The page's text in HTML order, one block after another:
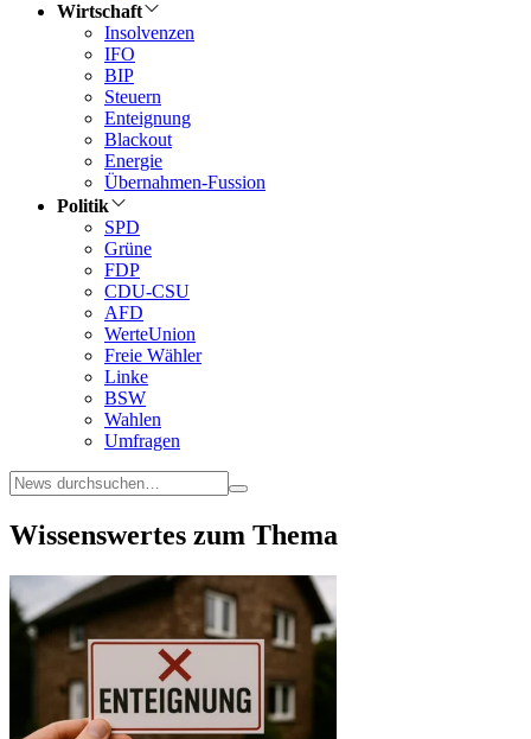
Wirtschaft
Insolvenzen
IFO
BIP
Steuern
Enteignung
Blackout
Energie
Übernahmen-Fussion
Politik
SPD
Grüne
FDP
CDU-CSU
AFD
WerteUnion
Freie Wähler
Linke
BSW
Wahlen
Umfragen
Wissenswertes zum Thema